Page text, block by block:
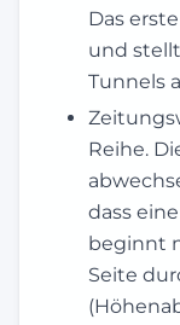
Das
und
Tunnels
Reihe.
dass
beginnt
Seite